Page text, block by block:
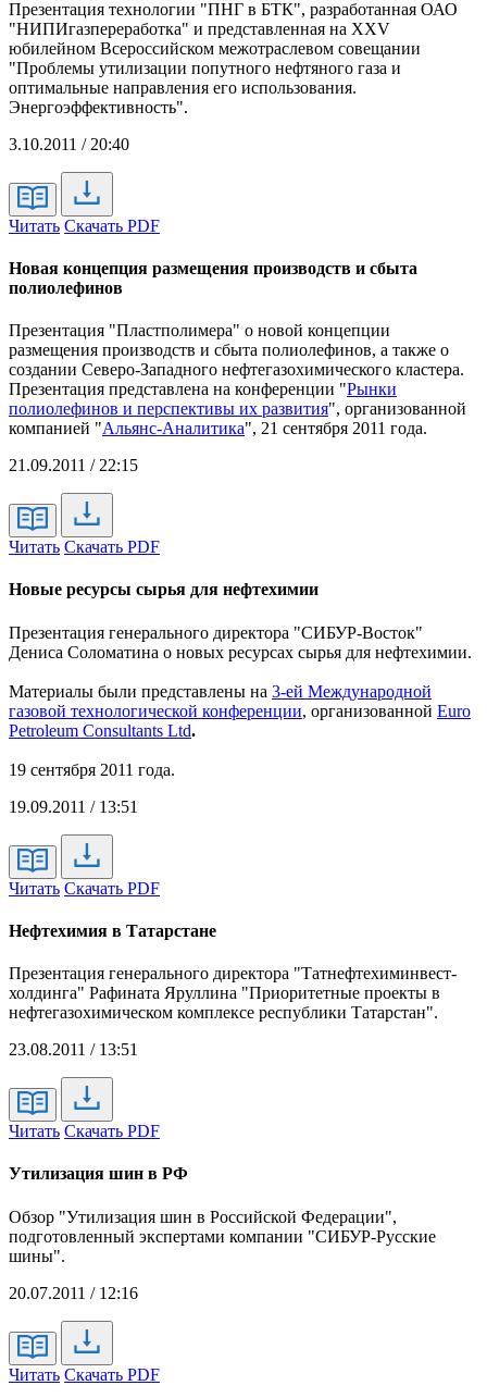
Презентация технологии "ПНГ в БТК", разработанная ОАО
"НИПИгазпереработка" и представленная на XXV
юбилейном Всероссийском межотраслевом совещании
"Проблемы утилизации попутного нефтяного газа и
оптимальные направления его использования.
Энергоэффективность".
3.10.2011 / 20:40
Читать Скачать PDF
Новая концепция размещения производств и сбыта
полиолефинов
Презентация "Пластполимера" о новой концепции
размещения производств и сбыта полиолефинов, а также о
создании Северо-Западного нефтегазохимического кластера.
Презентация представлена на конференции "Рынки
полиолефинов и перспективы их развития", организованной
компанией "Альянс-Аналитика", 21 сентября 2011 года.
21.09.2011 / 22:15
Читать Скачать PDF
Новые ресурсы сырья для нефтехимии
Презентация генерального директора "СИБУР-Восток"
Дениса Соломатина о новых ресурсах сырья для нефтехимии.
Материалы были представлены на 3-ей Международной
газовой технологической конференции, организованной Euro
Petroleum Consultants Ltd.
19 сентября 2011 года.
19.09.2011 / 13:51
Читать Скачать PDF
Нефтехимия в Татарстане
Презентация генерального директора "Татнефтехиминвест-
холдинга" Рафината Яруллина "Приоритетные проекты в
нефтегазохимическом комплексе республики Татарстан".
23.08.2011 / 13:51
Читать Скачать PDF
Утилизация шин в РФ
Обзор "Утилизация шин в Российской Федерации",
подготовленный экспертами компании "СИБУР-Русские
шины".
20.07.2011 / 12:16
Читать Скачать PDF